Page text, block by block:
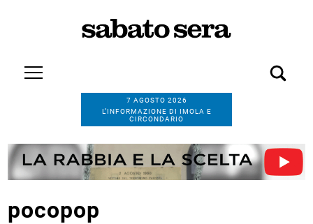
7 AGOSTO 2026
L’INFORMAZIONE DI IMOLA E
CIRCONDARIO
pocopop